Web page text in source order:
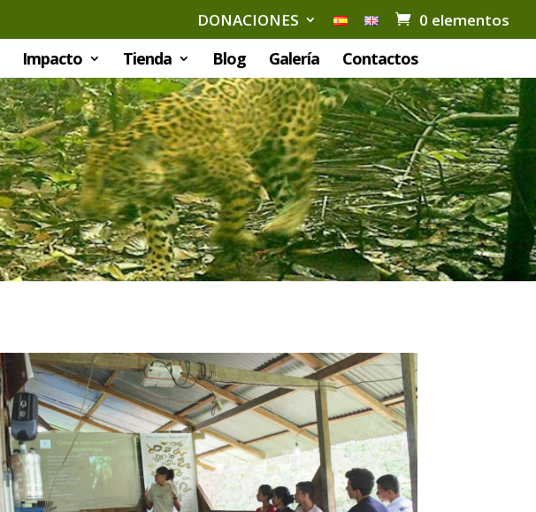
DONACIONES 0 elementos
Impacto Tienda Blog Galería Contactos